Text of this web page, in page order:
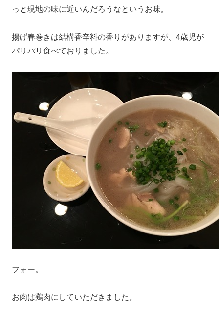
っと現地の味に近いんだろうなというお味。
揚げ春巻きは結構香辛料の香りがありますが、4歳児が
パリパリ食べておりました。
フォー。
お肉は鶏肉にしていただきました。